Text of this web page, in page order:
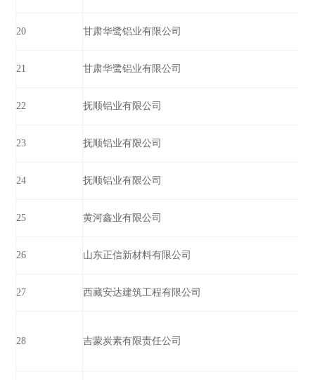
20 甘肃华鹭铝业有限公司
21 甘肃华鹭铝业有限公司
22 抚顺铝业有限公司
23 抚顺铝业有限公司
24 抚顺铝业有限公司
25 黄河鑫业有限公司
26 山东正信新材料有限公司
27 西藏安达建筑工程有限公司
28 吉蒙炭素有限责任公司